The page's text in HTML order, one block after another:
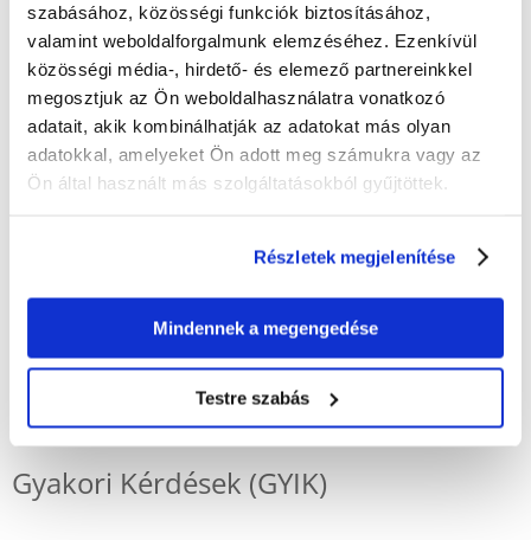
szabásához, közösségi funkciók biztosításához,
valamint weboldalforgalmunk elemzéséhez. Ezenkívül
közösségi média-, hirdető- és elemező partnereinkkel
megosztjuk az Ön weboldalhasználatra vonatkozó
adatait, akik kombinálhatják az adatokat más olyan
adatokkal, amelyeket Ön adott meg számukra vagy az
Ön által használt más szolgáltatásokból gyűjtöttek.
Részletek megjelenítése
Mindennek a megengedése
Testre szabás
Fenyőmentes, tartós szivacsból készült, hatékony mechanikai tisztítást
biztosít, eltávolítja a szennyeződéseket és tisztává teszi a vizet.
Ezenkívül ideális környezetet biztosít a biológiai szűrésért felelős
hasznos baktériumok számára, ami elősegíti az akvárium egészséges
ökoszisztémájának fenntartását.
A legfontosabb jellemzők:
A készlet 2 db szivacscserepet tartalmaz
Kiváló minőségű, fenolmentes szivacs
KÉRDEZZ TŐLÜNK!
Gyakori Kérdések (GYIK)